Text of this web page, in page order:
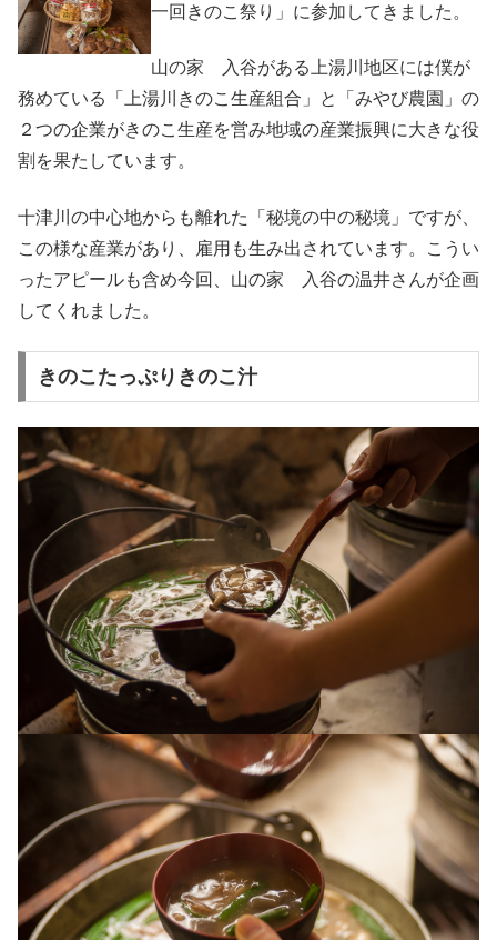
一回きのこ祭り」に参加してきました。
山の家 入谷がある上湯川地区には僕が
務めている「上湯川きのこ生産組合」と「みやび農園」の
２つの企業がきのこ生産を営み地域の産業振興に大きな役
割を果たしています。
十津川の中心地からも離れた「秘境の中の秘境」ですが、
この様な産業があり、雇用も生み出されています。こうい
ったアピールも含め今回、山の家 入谷の温井さんが企画
してくれました。
きのこたっぷりきのこ汁